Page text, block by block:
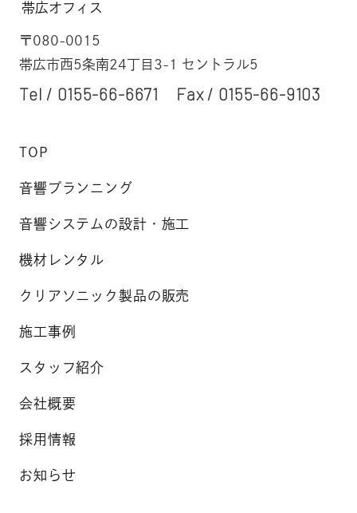
帯広オフィス
〒080-0015
帯広市西5条南24丁目3-1 セントラル5
Tel / 0155-66-6671 Fax / 0155-66-9103
TOP
音響プランニング
音響システムの設計・施工
機材レンタル
クリアソニック製品の販売
施工事例
スタッフ紹介
会社概要
採用情報
お知らせ